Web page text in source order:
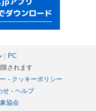
｜
PC
されます
- クッキーポリシー
せ- ヘルプ
協会